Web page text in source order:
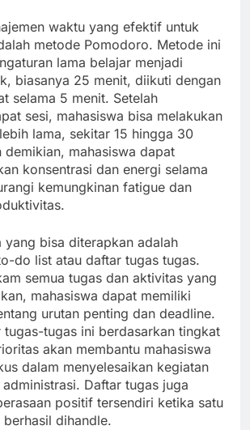
waktu yang efektif untuk
metode Pomodoro. Metode ini
lama belajar menjadi
biasanya 25 menit, diikuti dengan
selama 5 menit. Setelah
sesi, mahasiswa bisa melakukan
lama, sekitar 15 hingga 30
demikian, mahasiswa dapat
konsentrasi dan energi selama
kemungkinan fatigue dan
yang bisa diterapkan adalah
do list atau daftar tugas tugas.
semua tugas dan aktivitas yang
mahasiswa dapat memiliki
urutan penting dan deadline.
tugas-tugas ini berdasarkan tingkat
akan membantu mahasiswa
dalam menyelesaikan kegiatan
Daftar tugas juga
positif tersendiri ketika satu
dihandle.